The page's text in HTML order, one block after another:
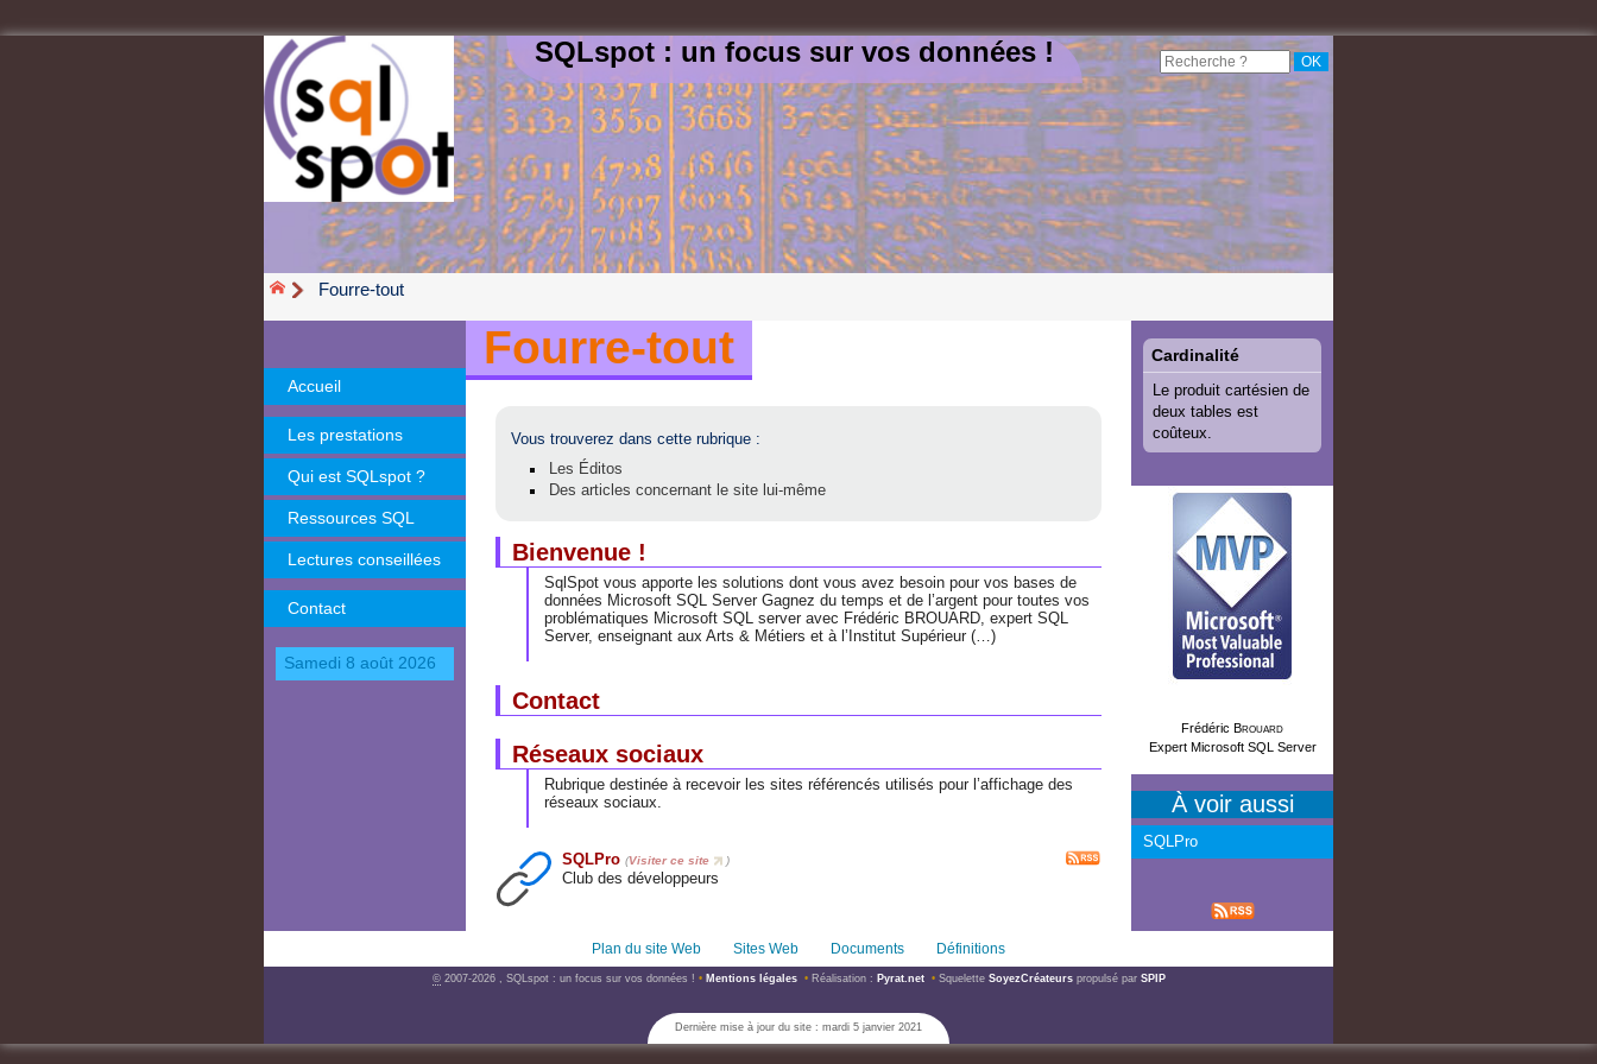
SQLspot : un focus sur vos données !
Fourre-tout
Fourre-tout
Vous trouverez dans cette rubrique :
Les Éditos
Des articles concernant le site lui-même
Bienvenue !
SqlSpot vous apporte les solutions dont vous avez besoin pour vos bases de
données Microsoft SQL Server Gagnez du temps et de l’argent pour toutes vos
problématiques Microsoft SQL server avec Frédéric BROUARD, expert SQL
Server, enseignant aux Arts & Métiers et à l’Institut Supérieur (…)
Contact
Réseaux sociaux
Rubrique destinée à recevoir les sites référencés utilisés pour l’affichage des
réseaux sociaux.
SQLPro (Visiter ce site )
Club des développeurs
Accueil
Les prestations
Qui est SQLspot ?
Ressources SQL
Lectures conseillées
Contact
Samedi 8 août 2026
Cardinalité
Le produit cartésien de
deux tables est
coûteux.
Frédéric Brouard
Expert Microsoft SQL Server
À voir aussi
SQLPro
Plan du site Web Sites Web Documents Définitions
©2007-2026 , SQLspot : un focus sur vos données ! • Mentions légales • Réalisation : Pyrat.net •Squelette SoyezCréateurspropulsé par SPIP
Dernière mise à jour du site : mardi 5 janvier 2021